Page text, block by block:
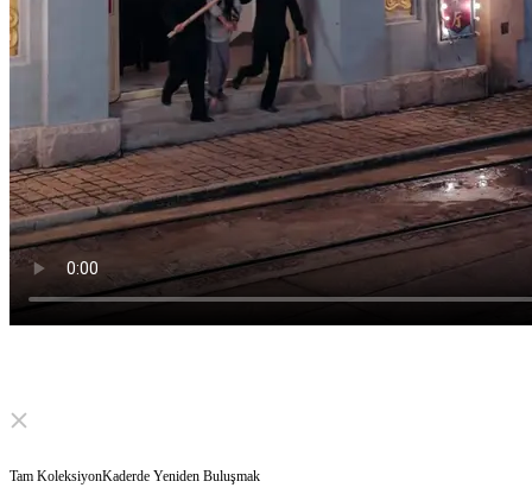
Click to unmute
Tam KoleksiyonKaderde Yeniden Buluşmak